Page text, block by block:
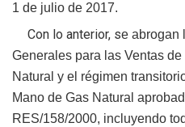
1 de julio de 2017.
Con lo anterior, se abrogan
Generales para las Ventas
Natural y el régimen
Mano de Gas Natural
RES/158/2000, incluyendo